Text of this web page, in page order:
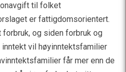
til folket
er fattigdomsorientert.
og siden forbruk og
vil høyinntektsfamilier
får mer enn de